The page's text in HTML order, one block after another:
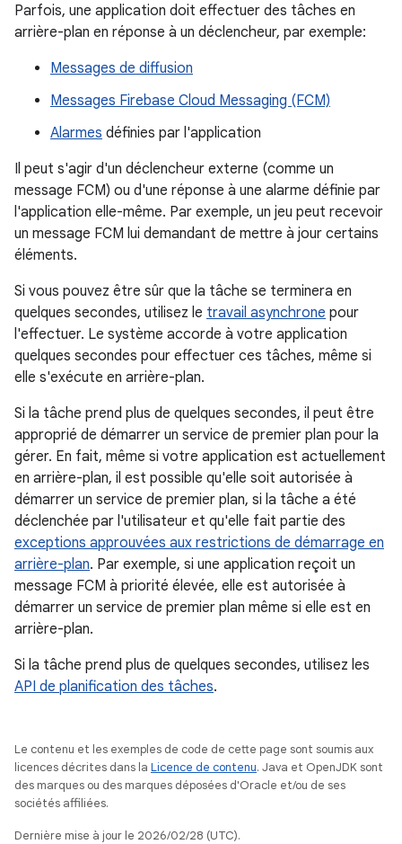
Parfois, une application doit effectuer des tâches en
arrière-plan en réponse à un déclencheur, par exemple:
Messages de diffusion
Messages Firebase Cloud Messaging (FCM)
Alarmes définies par l'application
Il peut s'agir d'un déclencheur externe (comme un
message FCM) ou d'une réponse à une alarme définie par
l'application elle-même. Par exemple, un jeu peut recevoir
un message FCM lui demandant de mettre à jour certains
éléments.
Si vous pouvez être sûr que la tâche se terminera en
quelques secondes, utilisez le travail asynchrone pour
l'effectuer. Le système accorde à votre application
quelques secondes pour effectuer ces tâches, même si
elle s'exécute en arrière-plan.
Si la tâche prend plus de quelques secondes, il peut être
approprié de démarrer un service de premier plan pour la
gérer. En fait, même si votre application est actuellement
en arrière-plan, il est possible qu'elle soit autorisée à
démarrer un service de premier plan, si la tâche a été
déclenchée par l'utilisateur et qu'elle fait partie des
exceptions approuvées aux restrictions de démarrage en
arrière-plan. Par exemple, si une application reçoit un
message FCM à priorité élevée, elle est autorisée à
démarrer un service de premier plan même si elle est en
arrière-plan.
Si la tâche prend plus de quelques secondes, utilisez les
API de planification des tâches.
Le contenu et les exemples de code de cette page sont soumis aux
licences décrites dans la Licence de contenu. Java et OpenJDK sont
des marques ou des marques déposées d'Oracle et/ou de ses
sociétés affiliées.
Dernière mise à jour le 2026/02/28 (UTC).